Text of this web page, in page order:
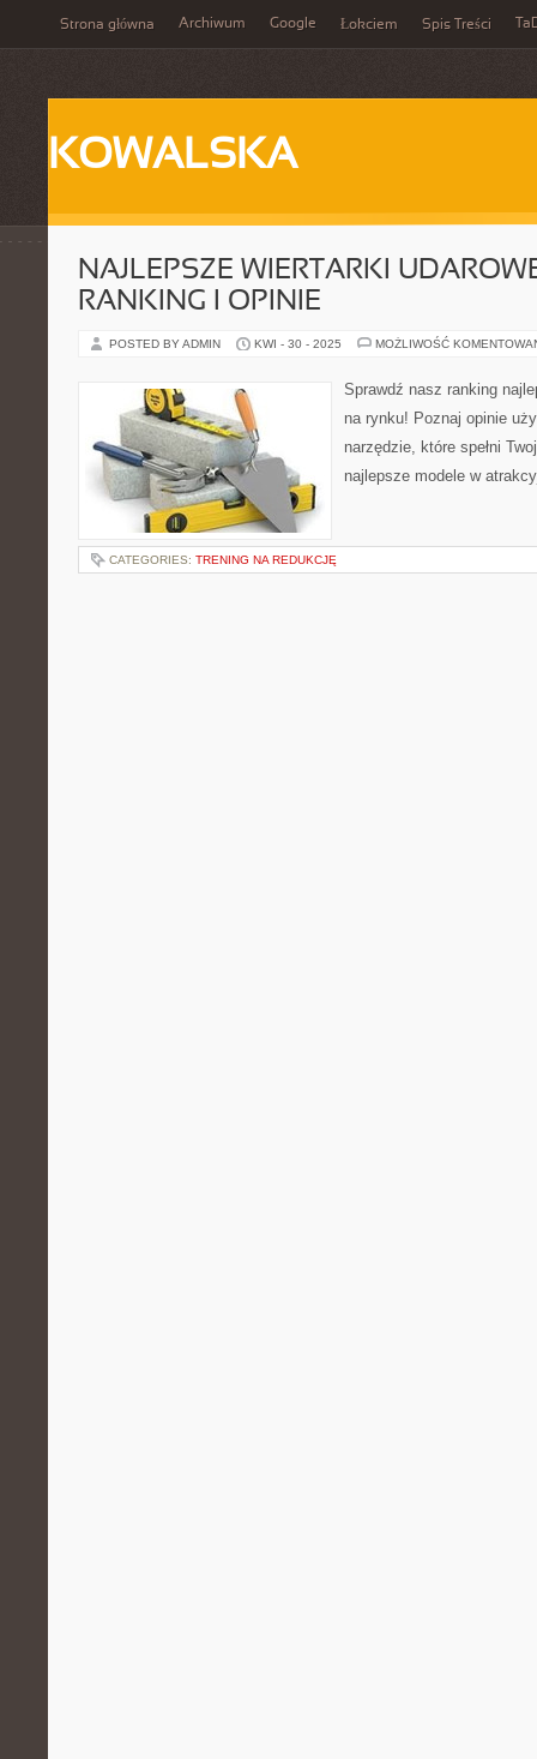
Strona główna Archiwum Google Łokciem Spis Treści
KOWALSKA
NAJLEPSZE WIERTARKI
RANKING I OPINIE
POSTED BY ADMIN KWI - 30 - 2025 MOŻLIWOŚĆ
Sprawdź nasz ranking
na rynku! Poznaj opinie
narzędzie, które spełni
najlepsze modele w
CATEGORIES: TRENING NA REDUKCJĘ